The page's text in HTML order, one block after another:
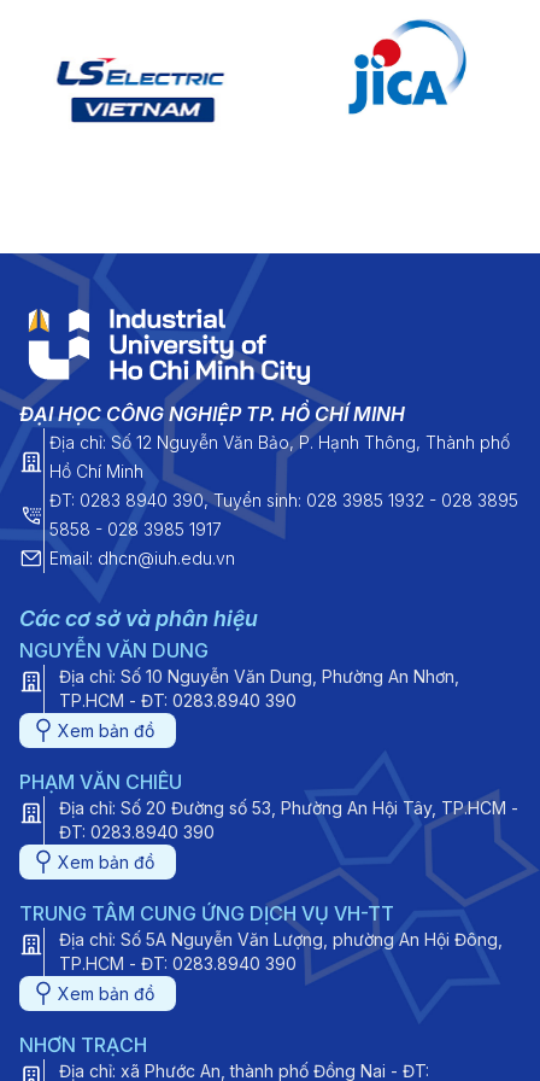
ĐẠI HỌC CÔNG NGHIỆP TP. HỒ CHÍ MINH
Địa chỉ: Số 12 Nguyễn Văn Bảo, P. Hạnh Thông, Thành phố
Hồ Chí Minh
ĐT: 0283 8940 390, Tuyển sinh: 028 3985 1932 - 028 3895
5858 - 028 3985 1917
Email: dhcn@iuh.edu.vn
Các cơ sở và phân hiệu
NGUYỄN VĂN DUNG
Địa chỉ: Số 10 Nguyễn Văn Dung, Phường An Nhơn,
TP.HCM - ĐT: 0283.8940 390
Xem bản đồ
PHẠM VĂN CHIÊU
Địa chỉ: Số 20 Đường số 53, Phường An Hội Tây, TP.HCM -
ĐT: 0283.8940 390
Xem bản đồ
TRUNG TÂM CUNG ỨNG DỊCH VỤ VH-TT
Địa chỉ: Số 5A Nguyễn Văn Lượng, phường An Hội Đông,
TP.HCM - ĐT: 0283.8940 390
Xem bản đồ
NHƠN TRẠCH
Địa chỉ: xã Phước An, thành phố Đồng Nai - ĐT: